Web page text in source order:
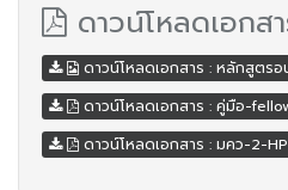
ดาวน์โหลดเอกส
ดาวน์โหลดเอกสาร : หลักสูตร
ดาวน์โหลดเอกสาร : คู่มือ-
ดาวน์โหลดเอกสาร : มคว-2-